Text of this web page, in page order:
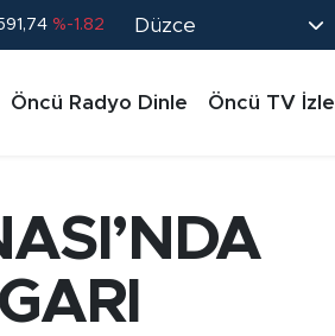
%0.02
14.598,00 %0
Düzce
Öncü Radyo Dinle Öncü TV İzle